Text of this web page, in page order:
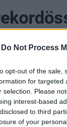
Do Not Process
opt-out of the sale,
for targeted
selection. Please
interest-based
to third
of your
a hónapok óta
mivel ma